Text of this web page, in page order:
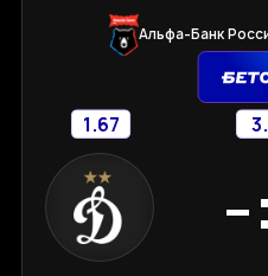
Альфа-Банк
1.67